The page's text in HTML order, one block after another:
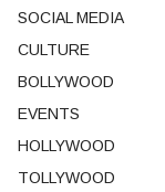
SOCIAL MEDIA
CULTURE
BOLLYWOOD
EVENTS
HOLLYWOOD
TOLLYWOOD